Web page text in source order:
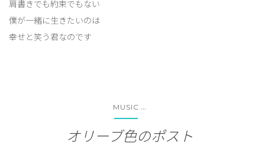
肩書きでも約束でもない
僕が一緒に生きたいのは
幸せと笑う君なのです
MUSIC ...
オリーブ色のポスト